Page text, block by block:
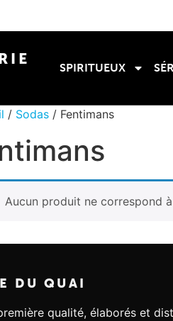
SPIRITUEUX
/ Sodas / Fentimans
Aucun produit ne correspond
DU QUAI
qualité, élaborés et